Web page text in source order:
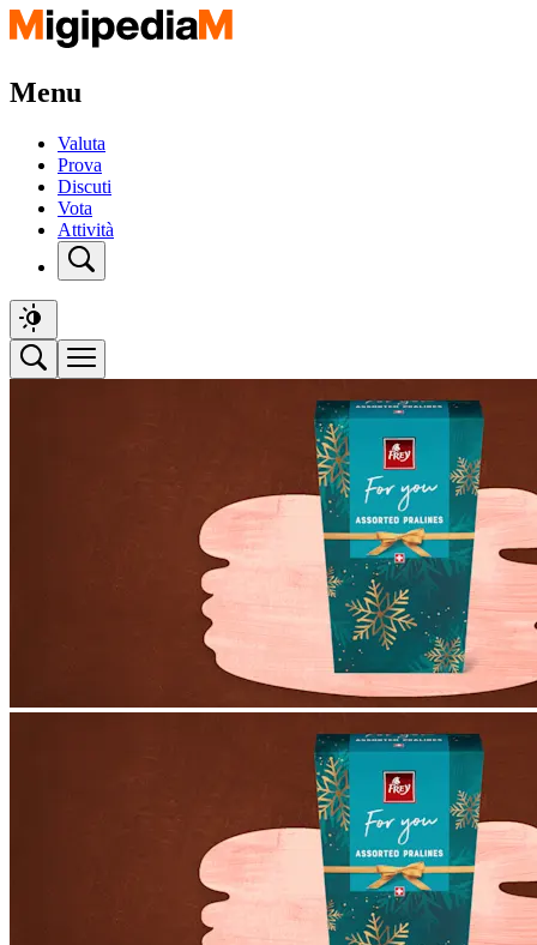
Menu
Valuta
Prova
Discuti
Vota
Attività